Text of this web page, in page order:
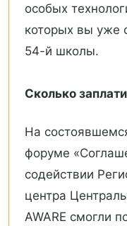
особых
которых вы уже
54-й школы.
Сколько
На
форуме
содействии
центра
AWARE смогли